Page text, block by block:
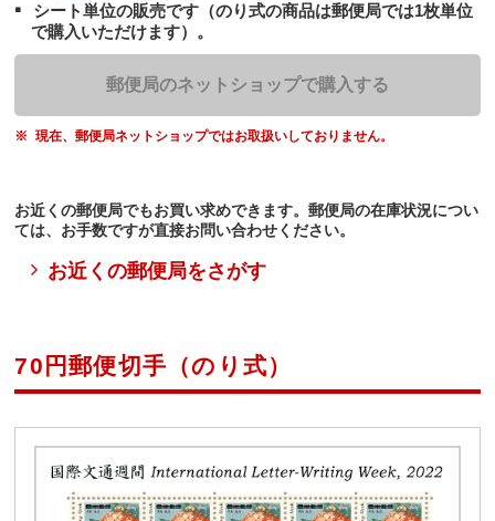
シート単位の販売です（のり式の商品は郵便局では1枚単位
で購入いただけます）。
郵便局のネットショップで購入する
現在、郵便局ネットショップではお取扱いしておりません。
お近くの郵便局でもお買い求めできます。郵便局の在庫状況につい
ては、お手数ですが直接お問い合わせください。
お近くの郵便局をさがす
70円郵便切手（のり式）